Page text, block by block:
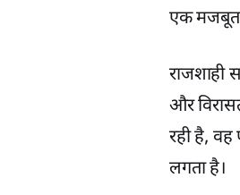
एक मजबूत
राजशाही
और
रही है, वह
लगता है।